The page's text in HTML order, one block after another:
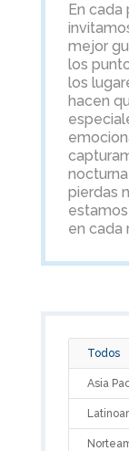
En cada
mejor
los
los
hacen
pierdas
en cada
Todos
Asia